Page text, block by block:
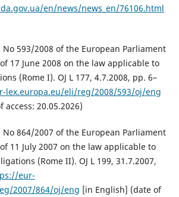
en/news/news_en/76106.html
No 593/2008 of the European Parliament
17 June 2008 on the law applicable to
(Rome I). OJ L 177, 4.7.2008, pp. 6–
lex.europa.eu/eli/reg/2008/593/oj/eng
20.05.2026)
No 864/2007 of the European Parliament
11 July 2007 on the law applicable to
(Rome II). OJ L 199, 31.7.2007,
eur-
2007/864/oj/eng [in English] (date of